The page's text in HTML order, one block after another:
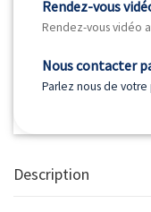
Rendez-vous
Rendez-vous vidéo
Nous contacter
Parlez nous de
Description